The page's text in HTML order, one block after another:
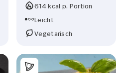
614 kcal p. Portion
Leicht
Vegetarisch